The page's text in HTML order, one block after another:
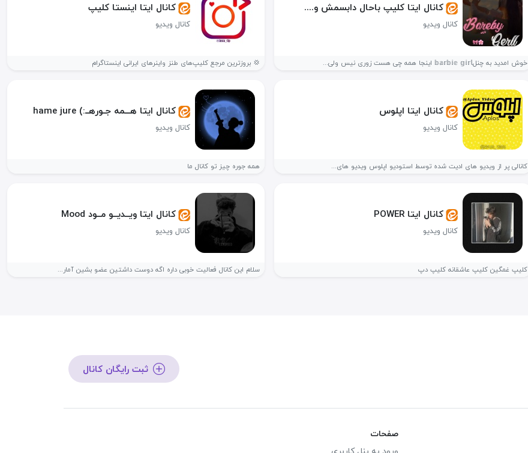
کانال ایتا کلیپ باحال دابسمش و....
کانال ویدیو
خوش امدید به چنل𝕓𝕒𝕣𝕓𝕚𝕖 𝕘𝕚𝕣𝕝 اینجا همه چی هست زوری نیس ولی...
کانال ایتا اینستا کلیپ
کانال ویدیو
💢 بروزترین مرجع کلیپ‌های طنز واینرهای ایرانی اینستاگرام
کانال ایتا اپلوس
کانال ویدیو
کانالی پر از ویدیو های ادیت شده توسط استودیو اپلوس ویدیو های...
کانال ایتا هـــمه جـورهــ:) hame jure
کانال ویدیو
همه جوره چیز تو کانال ما
کانال ایتا POWER
کانال ویدیو
کلیپ غمگین کلیپ عاشقانه کلیپ دپ
کانال ایتا ویــدیــو مــود Mood
کانال ویدیو
سلام این کانال فعالیت خوبی داره اگه دوست داشتین عضو بشین آمار...
ثبت رایگان کانال
صفحات